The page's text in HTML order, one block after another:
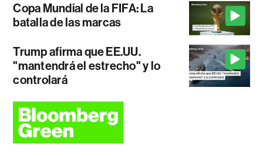
Copa Mundial de la FIFA: La
batalla de las marcas
Trump afirma que EE.UU.
"mantendrá el estrecho" y lo
controlará